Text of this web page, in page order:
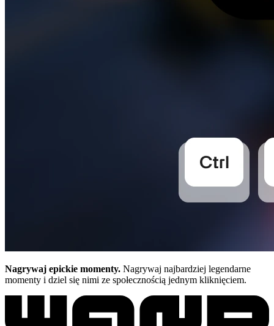
Nagrywaj epickie momenty. Nagrywaj najbardziej legendarne
momenty i dziel się nimi ze społecznością jednym kliknięciem.